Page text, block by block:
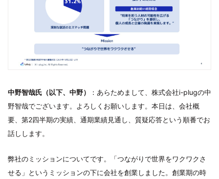
中野智哉氏（以下、中野）
：あらためまして、株式会社i-plugの中
野智哉でございます。よろしくお願いします。本日は、会社概
要、第2四半期の実績、通期業績見通し、質疑応答という順番でお
話しします。
弊社のミッションについてです。「つながりで世界をワクワクさ
せる」というミッションの下に会社を創業しました。創業期の時